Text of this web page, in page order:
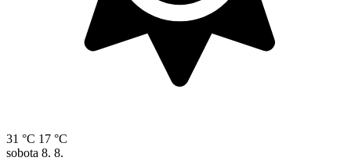
31 °C 17 °C
sobota 8. 8.